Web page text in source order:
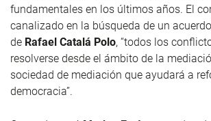
fundamentales en los últimos años. El
canalizado en la búsqueda de un
de Rafael Catalá Polo, “todos los
resolverse desde el ámbito de la
sociedad de mediación que ayudará a
democracia”.